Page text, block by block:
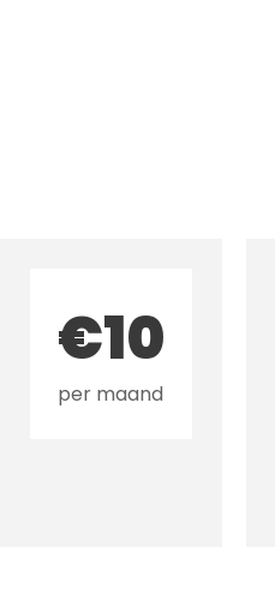
€10
per maand